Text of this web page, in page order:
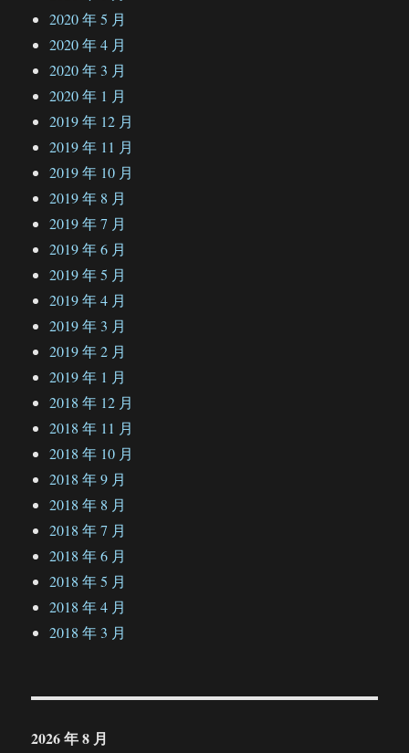
2020 年 5 月
2020 年 4 月
2020 年 3 月
2020 年 1 月
2019 年 12 月
2019 年 11 月
2019 年 10 月
2019 年 8 月
2019 年 7 月
2019 年 6 月
2019 年 5 月
2019 年 4 月
2019 年 3 月
2019 年 2 月
2019 年 1 月
2018 年 12 月
2018 年 11 月
2018 年 10 月
2018 年 9 月
2018 年 8 月
2018 年 7 月
2018 年 6 月
2018 年 5 月
2018 年 4 月
2018 年 3 月
2026 年 8 月